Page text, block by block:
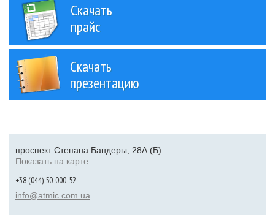
Скачать
прайс
Скачать
презентацию
проспект Степана Бандеры, 28А (Б)
Показать на карте
+38 (044) 50-000-52
info@atmic.com.ua